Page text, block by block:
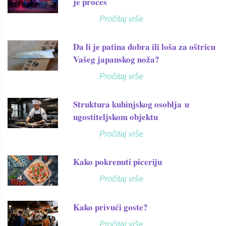
Pročitaj više
Da li je patina dobra ili loša za oštricu
Vašeg japanskog noža?
Pročitaj više
Struktura kuhinjskog osoblja u
ugostiteljskom objektu
Pročitaj više
Kako pokrenuti piceriju
Pročitaj više
Kako privući goste?